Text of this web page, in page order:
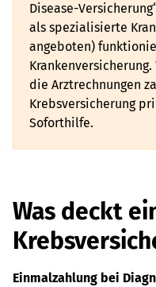
Disease-
als spezialisierte
angeboten)
die Arztrechnungen
Krebsversicherung
Soforthilfe.
Was deckt
Einmalzahlung bei